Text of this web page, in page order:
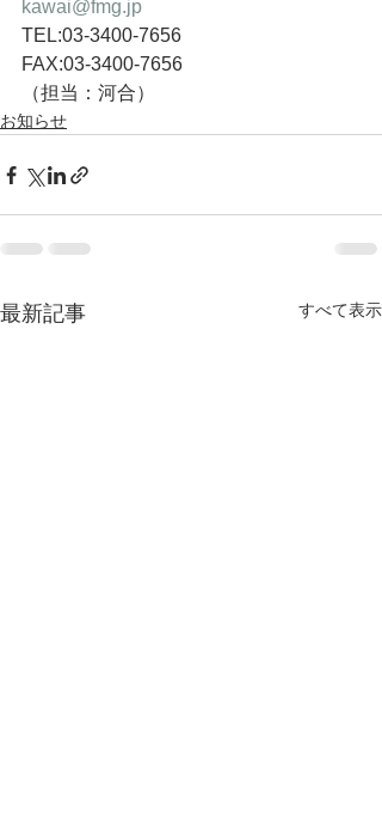
kawai@fmg.jp
TEL:03-3400-7656
FAX:03-3400-7656
（担当：河合）
お知らせ
最新記事 すべて表示